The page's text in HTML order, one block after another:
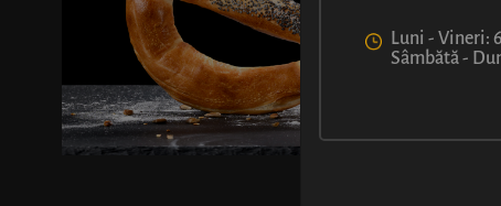
Luni - Vineri:
Sâmbătă -